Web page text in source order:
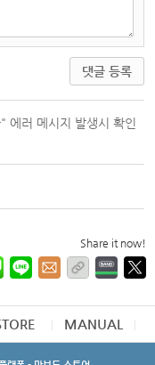
댓글 등록
에러 메시지 발생시 확인
Share it now!
MANUAL